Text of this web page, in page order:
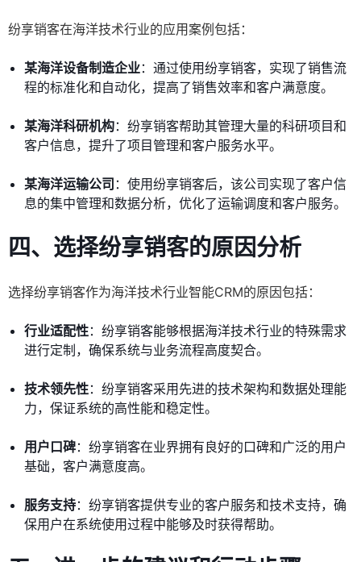
纷享销客在海洋技术行业的应用案例包括：
某海洋设备制造企业：通过使用纷享销客，实现了销售流
程的标准化和自动化，提高了销售效率和客户满意度。
某海洋科研机构：纷享销客帮助其管理大量的科研项目和
客户信息，提升了项目管理和客户服务水平。
某海洋运输公司 ：使用纷享销客后，该公司实现了客户信
息的集中管理和数据分析，优化了运输调度和客户服务。
四、选择纷享销客的原因分析
选择纷享销客作为海洋技术行业智能CRM的原因包括：
行业适配性：纷享销客能够根据海洋技术行业的特殊需求
进行定制，确保系统与业务流程高度契合。
技术领先性：纷享销客采用先进的技术架构和数据处理能
力，保证系统的高性能和稳定性。
用户口碑：纷享销客在业界拥有良好的口碑和广泛的用户
基础，客户满意度高。
服务支持：纷享销客提供专业的客户服务和技术支持，确
保用户在系统使用过程中能够及时获得帮助。